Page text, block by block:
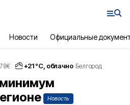
Новости Официальные
€ +21°С, облачно Белгород
Новость